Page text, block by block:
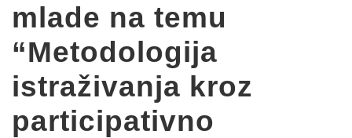
mlade na temu
“Metodologija
istraživanja kroz
participativno